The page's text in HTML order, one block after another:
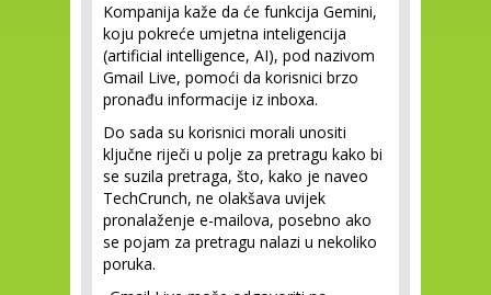
Kompanija kaže da će funkcija Gemini,
koju pokreće umjetna inteligencija
(artificial intelligence, AI), pod nazivom
Gmail Live, pomoći da korisnici brzo
pronađu informacije iz inboxa.
Do sada su korisnici morali unositi
ključne riječi u polje za pretragu kako bi
se suzila pretraga, što, kako je naveo
TechCrunch, ne olakšava uvijek
pronalaženje e-mailova, posebno ako
se pojam za pretragu nalazi u nekoliko
poruka.